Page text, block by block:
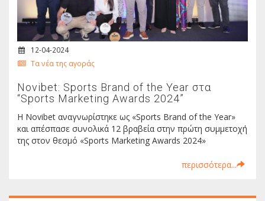
12-04-2024
Τα νέα της αγοράς
Novibet: Sports Brand of the Year στα
“Sports Marketing Awards 2024”
Η Νοvibet αναγνωρίστηκε ως «Sports Brand of the Year»
και απέσπασε συνολικά 12 βραβεία στην πρώτη συμμετοχή
της στον θεσμό «Sports Marketing Awards 2024»
περισσότερα...